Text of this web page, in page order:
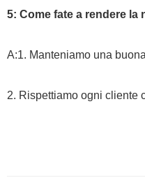
5: Come fate a rendere
A:1. Manteniamo una
2. Rispettiamo ogni cliente